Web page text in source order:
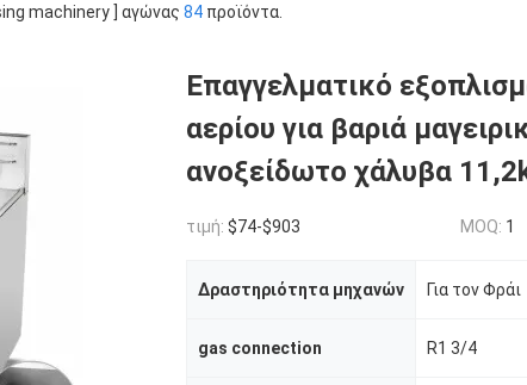
machinery ] αγώνας 84 προϊόντα.
Επαγγελματικό
αερίου για βαριά
ανοξείδωτο χάλυβα
τιμή: $74-$903 MOQ: 1
Δραστηριότητα μηχανών Για τον Φράι
gas connection R1 3/4